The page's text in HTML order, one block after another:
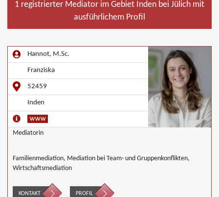
1 registrierter Mediator im Gebiet Inden bei Jülich mit
ausführlichem Profil
Hannot, M.Sc.
Franziska
52459
Inden
Mediatorin
Familienmediation, Mediation bei Team- und Gruppenkonflikten,
Wirtschaftsmediation
KONTAKT PROFIL